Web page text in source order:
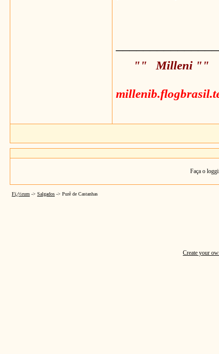
"" Milleni ""
Faça o
Fï¿½rum -> Salgados -> Purê de Castanhas
Create your